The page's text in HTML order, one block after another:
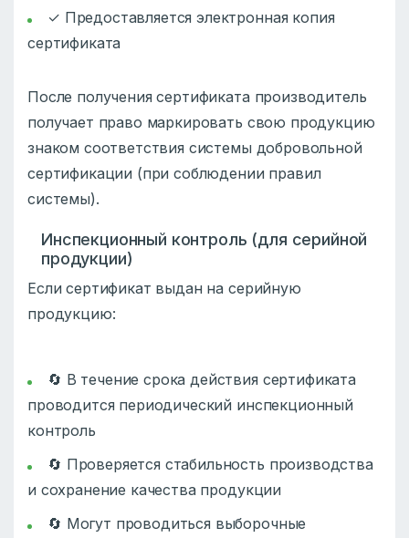
✓ Предоставляется электронная копия
сертификата
После получения сертификата производитель
получает право маркировать свою продукцию
знаком соответствия системы добровольной
сертификации (при соблюдении правил
системы).
Инспекционный контроль (для серийной
продукции)
Если сертификат выдан на серийную
продукцию:
🔄 В течение срока действия сертификата
проводится периодический инспекционный
контроль
🔄 Проверяется стабильность производства
и сохранение качества продукции
🔄 Могут проводиться выборочные